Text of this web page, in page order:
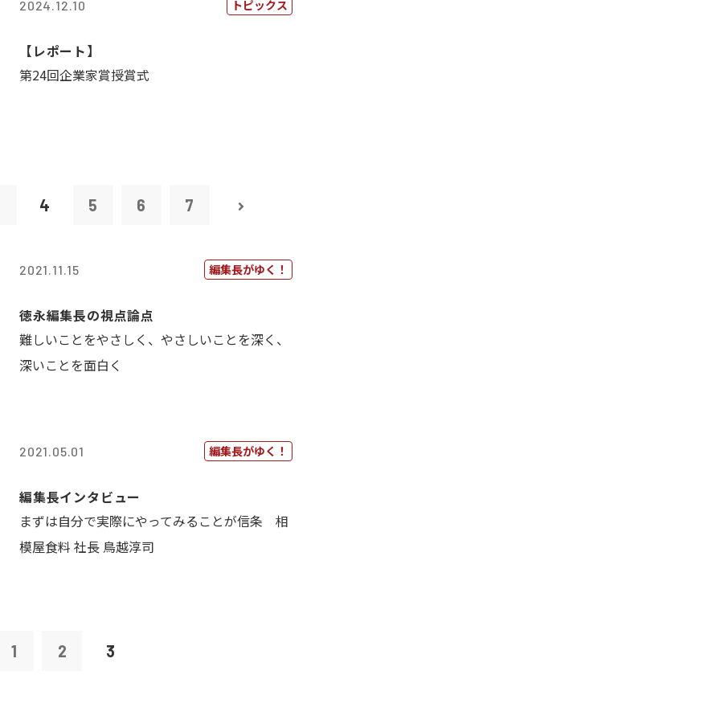
2024.12.10 トピックス
【レポート】
第24回企業家賞授賞式
4 5 6 7
2021.11.15 編集長がゆく！
徳永編集長の視点論点
難しいことをやさしく、やさしいことを深く、
深いことを面白く
2021.05.01 編集長がゆく！
編集長インタビュー
まずは自分で実際にやってみることが信条 相
模屋食料 社長 鳥越淳司
1 2 3